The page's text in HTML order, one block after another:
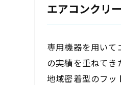
エアコンクリ
専用機器を用いて
の実績を重ねてき
地域密着型のフッ